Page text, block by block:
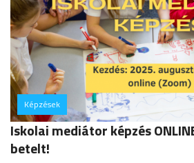
Képzések
hozzászólás
Iskolai mediátor képzés
betelt!